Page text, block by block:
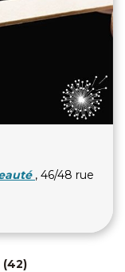
, 46/48 rue
(42)